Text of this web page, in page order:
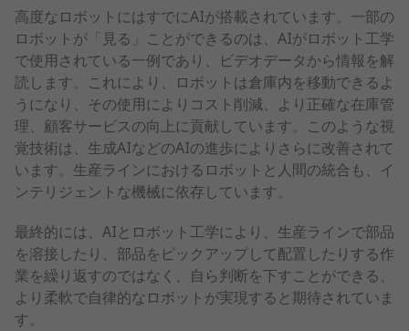
高度なロボットにはすでにAIが搭載されています。一部の
ロボットが「見る」ことができるのは、AIがロボット工学
で使用されている一例であり、ビデオデータから情報を解
読します。これにより、ロボットは倉庫内を移動できるよ
うになり、その使用によりコスト削減、より正確な在庫管
理、顧客サービスの向上に貢献しています。このような視
覚技術は、生成AIなどのAIの進歩によりさらに改善されて
います。生産ラインにおけるロボットと人間の統合も、イ
ンテリジェントな機械に依存しています。
最終的には、AIとロボット工学により、生産ラインで部品
を溶接したり、部品をピックアップして配置したりする作
業を繰り返すのではなく、自ら判断を下すことができる、
より柔軟で自律的なロボットが実現すると期待されていま
す。